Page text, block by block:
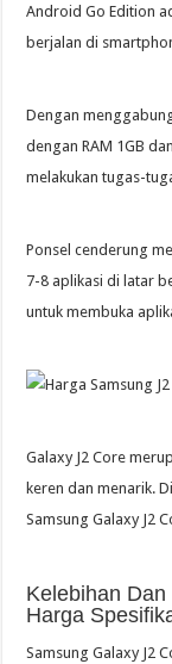
Android Go Edition
berjalan di
Dengan
dengan RAM 1GB
melakukan tugas-
Ponsel cenderung
7-8 aplikasi di latar
untuk membuka
Galaxy J2 Core
keren dan menarik.
Samsung Galaxy J2
Kelebihan
Harga
Samsung Galaxy J2